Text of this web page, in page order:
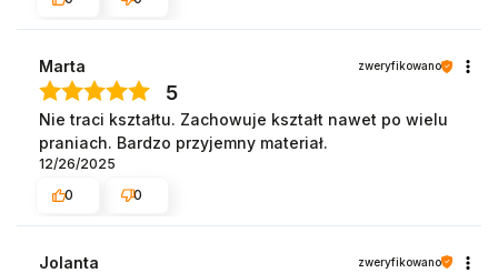
Marta zweryfikowano
5
Nie traci kształtu. Zachowuje kształt nawet po wielu
praniach. Bardzo przyjemny materiał.
12/26/2025
0
0
Jolanta zweryfikowano